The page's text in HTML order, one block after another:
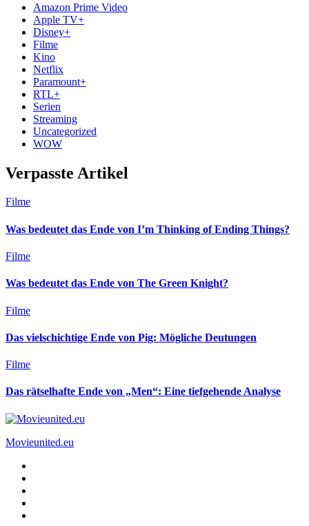
Amazon Prime Video
Apple TV+
Disney+
Filme
Kino
Netflix
Paramount+
RTL+
Serien
Streaming
Uncategorized
WOW
Verpasste Artikel
Filme
Was bedeutet das Ende von I’m Thinking of Ending Things?
Filme
Was bedeutet das Ende von The Green Knight?
Filme
Das vielschichtige Ende von Pig: Mögliche Deutungen
Filme
Das rätselhafte Ende von „Men“: Eine tiefgehende Analyse
Movieunited.eu